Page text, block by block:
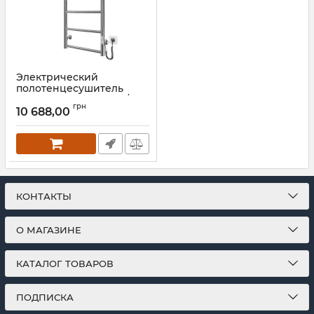
Электрический
полотенцесушитель
Mario Hotel-I 650х430/240
TR К золото лайт сатин
Артикул:2.3.6200.11.P-GLS
10 688,00 грн
КОНТАКТЫ
О МАГАЗИНЕ
КАТАЛОГ ТОВАРОВ
ПОДПИСКА